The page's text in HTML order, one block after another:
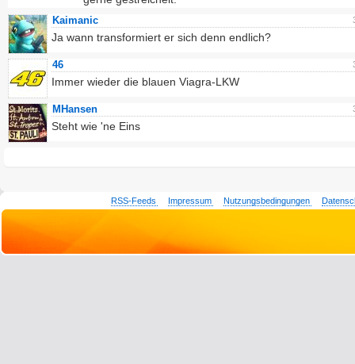
Kaimanic
Ja wann transformiert er sich denn endlich?
46
Immer wieder die blauen Viagra-LKW
MHansen
Steht wie 'ne Eins
RSS-Feeds Impressum Nutzungsbedingungen